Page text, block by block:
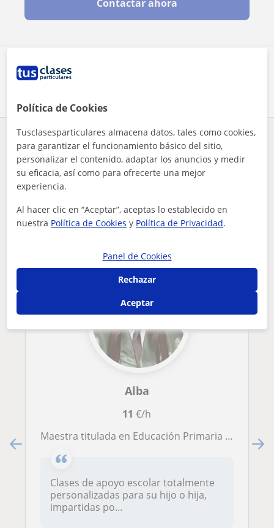
Comparte a este profesor
Contactar ahora
¿Hay algún error en este perfil?Cuéntanos
Tus clases particulares A domicilio Matemáticas
aver no soy profesor, pero soy un chico un entendimiento en ...
Otros profesores de Matemáticas en
Vícar que pueden interesarte
Alba
11 €/h
Maestra titulada en Educación Primaria con especialidad en Pedagogía Terapéutica, con 6 años de experiencia de clases particulares
Clases de apoyo escolar totalmente
personalizadas para su hijo o hija,
impartidas po...
Política de Cookies
Tusclasesparticulares almacena datos, tales como cookies,
para garantizar el funcionamiento básico del sitio,
personalizar el contenido, adaptar los anuncios y medir
su eficacia, así como para ofrecerte una mejor
experiencia.
Al hacer clic en “Aceptar”, aceptas lo establecido en
nuestra Política de Cookies y Política de Privacidad.
Panel de Cookies
Rechazar
Aceptar